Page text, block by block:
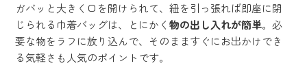
ガバッと大きく口を開けられて、紐を引っ張れば即座に閉
じられる巾着バッグは、とにかく物の出し入れが簡単。必
要な物をラフに放り込んで、そのまますぐにお出かけでき
る気軽さも人気のポイントです。